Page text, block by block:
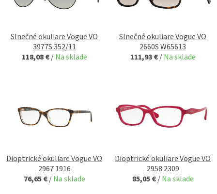
Slnečné okuliare Vogue VO
3977S 352/11
118,08 € / Na sklade
Slnečné okuliare Vogue VO
2660S W65613
111,93 € / Na sklade
Dioptrické okuliare Vogue VO
2967 1916
76,65 € / Na sklade
Dioptrické okuliare Vogue VO
2958 2309
85,05 € / Na sklade